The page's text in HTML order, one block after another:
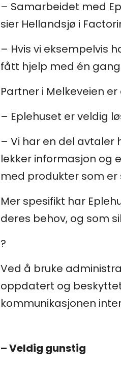
– Samarbeidet med
sier Hellandsjø i
– Hvis vi eksempelvis
fått hjelp med én
Partner i Melkeveien
– Eplehuset er veldig
– Vi har en del avtaler
lekker informasjon og
med produkter som
Mer spesifikt har
deres behov, og som
?
Ved å bruke
oppdatert og
kommunikasjonen
– Veldig gunstig